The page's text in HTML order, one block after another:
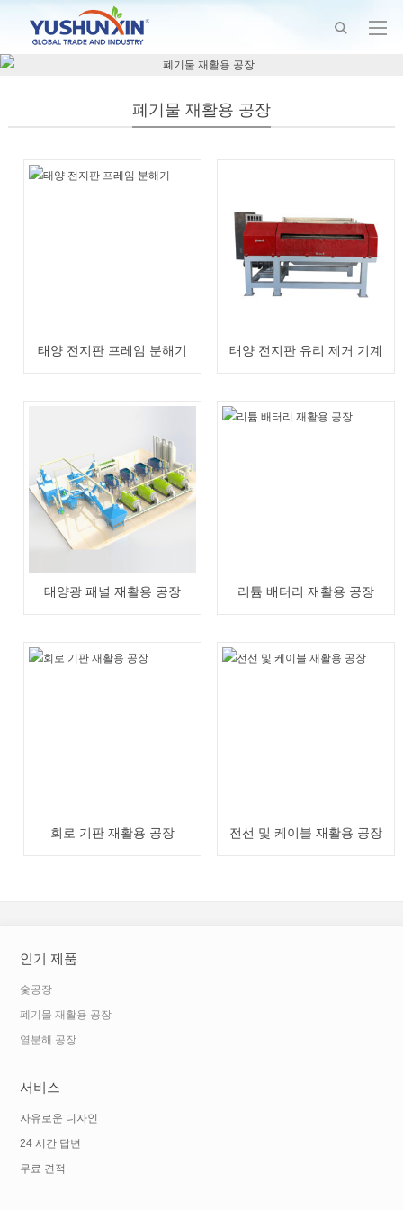
폐기물 재활용 공장
태양 전지판 프레임 분해기 태양 전지판 유리 제거 기계
태양광 패널 재활용 공장 리튬 배터리 재활용 공장
회로 기판 재활용 공장 전선 및 케이블 재활용 공장
인기 제품
숯공장
폐기물 재활용 공장
열분해 공장
서비스
자유로운 디자인
24 시간 답변
무료 견적